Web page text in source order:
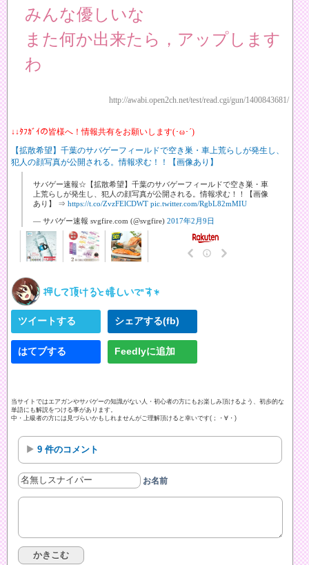
みんな優しいな
また何か出来たら，アップします
わ
http://awabi.open2ch.net/test/read.cgi/gun/1400843681/
↓↓ﾀﾌｶﾞｲの皆様へ！情報共有をお願いします(･ω･´)
【拡散希望】千葉のサバゲーフィールドで空き巣・車上荒らしが発生し、
犯人の顔写真が公開される。情報求む！！【画像あり】
サバゲー速報☆【拡散希望】千葉のサバゲーフィールドで空き巣・車
上荒らしが発生し、犯人の顔写真が公開される。情報求む！！【画像
あり】 ⇒ https://t.co/ZvzFElCDWT pic.twitter.com/RgbL82mMIU
— サバゲー速報 svgfire.com (@svgfire) 2017年2月9日
ツイートする シェアする(fb)
はてブする Feedlyに追加
当サイトではエアガンやサバゲーの知識がない人・初心者の方にもお楽しみ頂けるよう、初歩的な
単語にも解説をつける事があります。
中・上級者の方には見づらいかもしれませんがご理解頂けると幸いです(；・∀・)
9 件のコメント
お名前